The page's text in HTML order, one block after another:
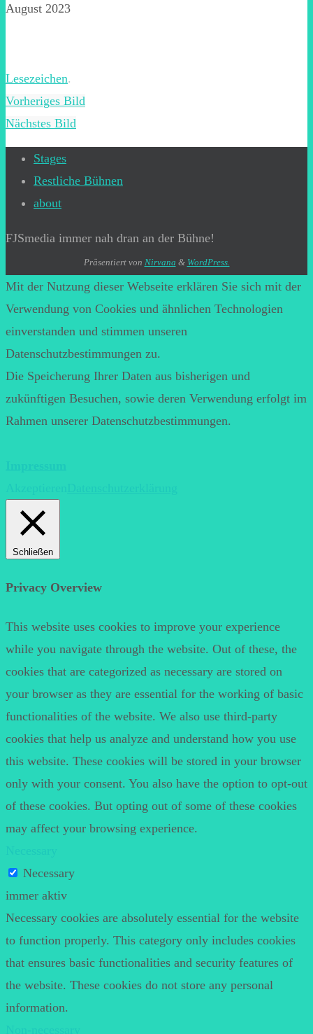
August 2023
Lesezeichen.
Vorheriges Bild
Nächstes Bild
Stages
Restliche Bühnen
about
FJSmedia immer nah dran an der Bühne!
Präsentiert von Nirvana & WordPress.
Mit der Nutzung dieser Webseite erklären Sie sich mit der
Verwendung von Cookies und ähnlichen Technologien
einverstanden und stimmen unseren
Datenschutzbestimmungen zu.
Die Speicherung Ihrer Daten aus bisherigen und
zukünftigen Besuchen, sowie deren Verwendung erfolgt im
Rahmen unserer Datenschutzbestimmungen.
Schließen
Privacy Overview
This website uses cookies to improve your experience
while you navigate through the website. Out of these, the
cookies that are categorized as necessary are stored on
your browser as they are essential for the working of basic
functionalities of the website. We also use third-party
cookies that help us analyze and understand how you use
this website. These cookies will be stored in your browser
only with your consent. You also have the option to opt-out
of these cookies. But opting out of some of these cookies
may affect your browsing experience.
Necessary
immer aktiv
Necessary cookies are absolutely essential for the website
to function properly. This category only includes cookies
that ensures basic functionalities and security features of
the website. These cookies do not store any personal
information.